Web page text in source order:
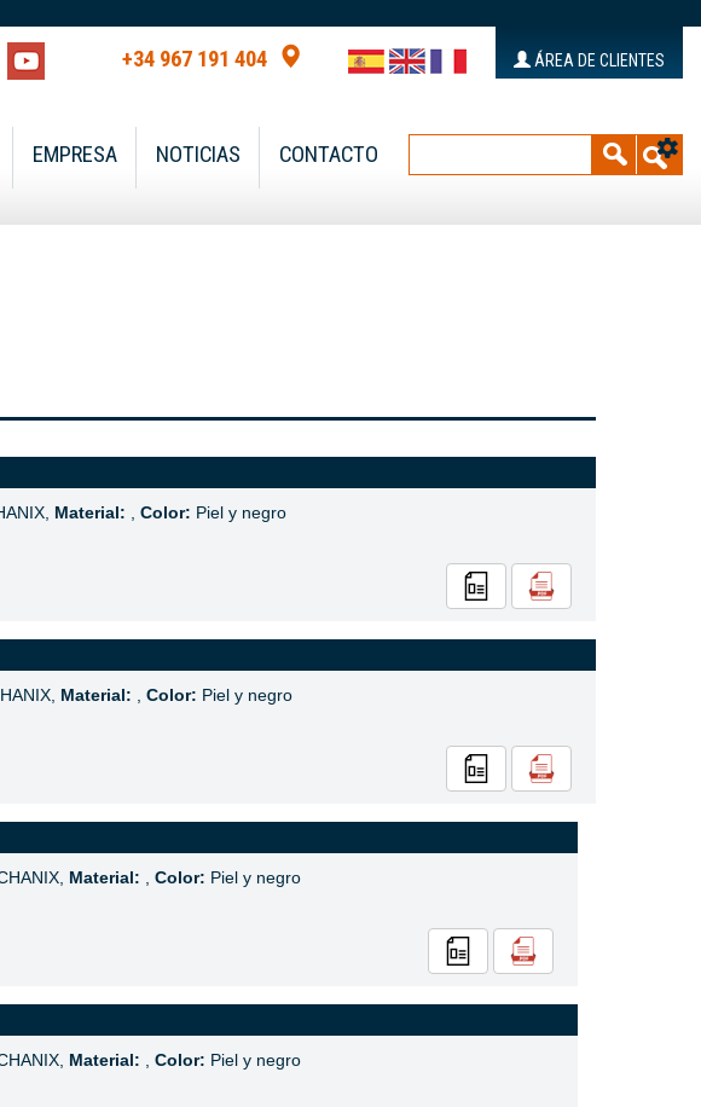
+34 967 191 404 ÁREA DE CLIENTES
EMPRESA NOTICIAS CONTACTO
Material: Color: Piel y negro
Material: Color: Piel y negro
Material: Color: Piel y negro
Material: Color: Piel y negro